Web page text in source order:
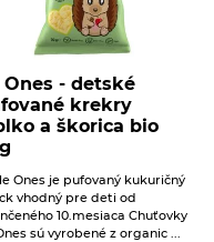
údajov.
Ones - detské
krekry
a škorica bio
Ones je pufovaný kukuričný
vhodný pre deti od
10.mesiaca Chuťovky
sú vyrobené z organic ...